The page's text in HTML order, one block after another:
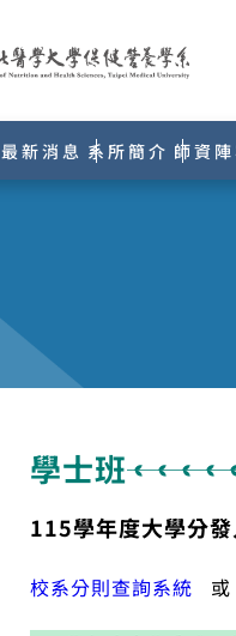
最新消息 系所簡介 師資
學士班
115學年度大學分
校系分則查詢系統 或